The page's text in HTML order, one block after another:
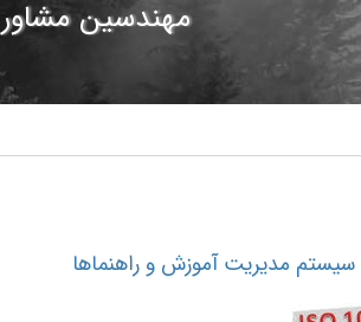
مهندسین مشاور
سیستم مدیریت آموزش و راهنماها